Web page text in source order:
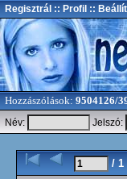
Regisztrál :: Profil ::
Hozzászólások: 9504126/
Név:
Jelszó:
/ 1